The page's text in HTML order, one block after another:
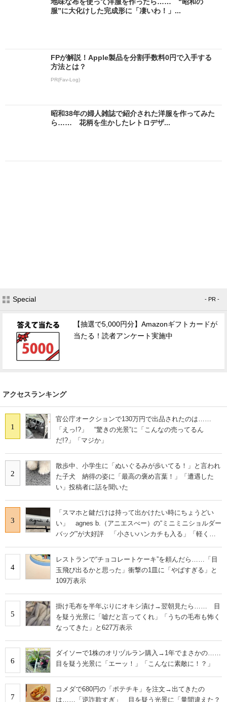
服”に大化けした完成形に「凄いわ！」...
FPが解説！Apple製品を分割手数料0円で入手する
方法とは？
PR(Fav-Log)
昭和38年の婦人雑誌で紹介された洋服を作ってみた
ら…… 花柄を生かしたレトロデザ...
Special - PR -
【抽選で5,000円分】Amazonギフトカードが
当たる！読者アンケート実施中
アクセスランキング
1
官公庁オークションで130万円で出品されたのは……
「えっ!?」 “驚きの光景”に「こんなの売ってるん
だ!?」「マジか」
2
散歩中、小学生に「ぬいぐるみが歩いてる！」と言われ
た子犬 納得の姿に「最高の褒め言葉！」「遭遇した
い」投稿者に話を聞いた
3
「スマホと鍵だけは持って出かけたい時にちょうどい
い」 agnes b.（アニエスべー）の“ミニミニショルダー
バッグ”が大好評 「小さいハンカチも入る」「軽くて
4
レストランで“チョコレートケーキ”を頼んだら……「目
玉飛び出るかと思った」衝撃の1皿に「やばすぎる」と
109万表示
5
掛け毛布を半年ぶりにオキシ漬け→翌朝見たら…… 目
を疑う光景に「嘘だと言ってくれ」「うちの毛布も怖く
なってきた」と627万表示
6
ダイソーで1株のオリヅルラン購入→1年でまさかの……
目を疑う光景に「エーッ！」「こんなに素敵に！？」
7
コメダで680円の「ポテチキ」を注文→出てきたの
は……「逆詐欺すぎ」 目を疑う光景に「量間違えた？